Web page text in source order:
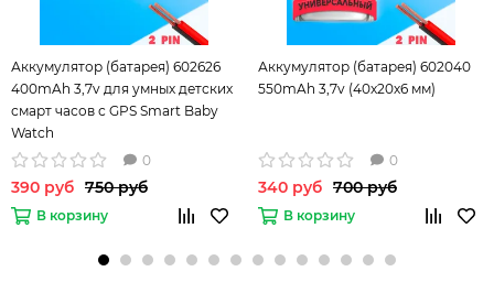
Аккумулятор (батарея) 602626
400mAh 3,7v для умных детских
смарт часов с GPS Smart Baby
Watch
Q50/Q60/Q80/Q90/EW100/T58 и
других устройств
0
390 руб 750 руб
В корзину
Аккумулятор (батарея) 602040
550mAh 3,7v (40х20х6 мм)
0
340 руб 700 руб
В корзину